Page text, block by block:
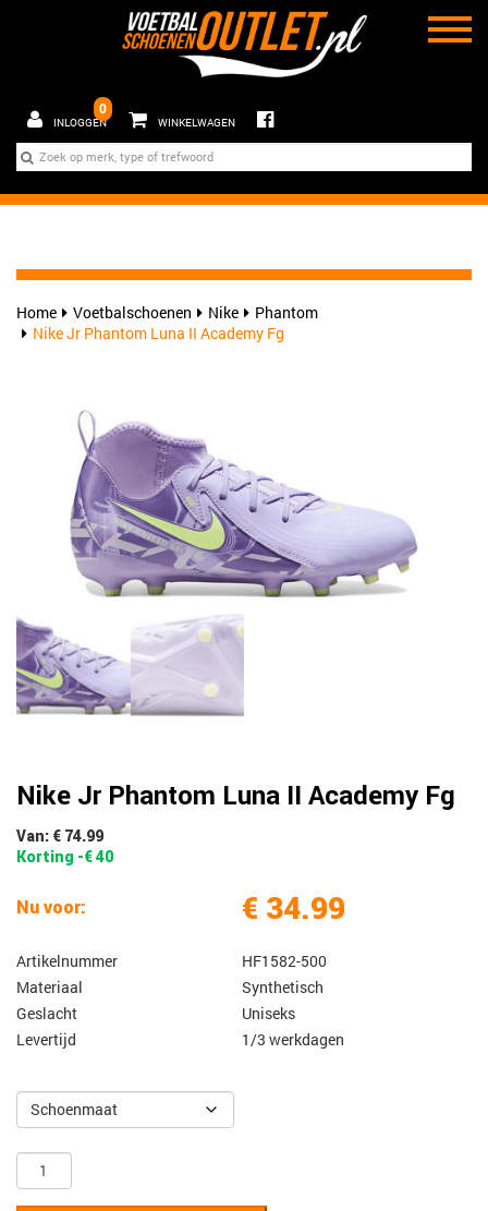
INLOGGEN
0
WINKELWAGEN
Home Voetbalschoenen Nike
Phantom
Nike Jr Phantom Luna II Academy Fg
Nike Jr Phantom Luna II Academy Fg
Van: € 74.99
Korting -€ 40
Nu voor: € 34.99
Artikelnummer
HF1582-500
Materiaal
Synthetisch
Geslacht
Uniseks
Levertijd
1/3 werkdagen